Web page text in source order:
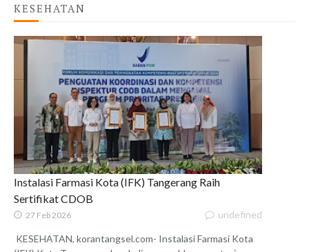
KESEHATAN
Instalasi Farmasi Kota (IFK) Tangerang Raih
Sertifikat CDOB
27 Feb 2026 undefined
KESEHATAN, korantangsel.com- Instalasi Farmasi Kota